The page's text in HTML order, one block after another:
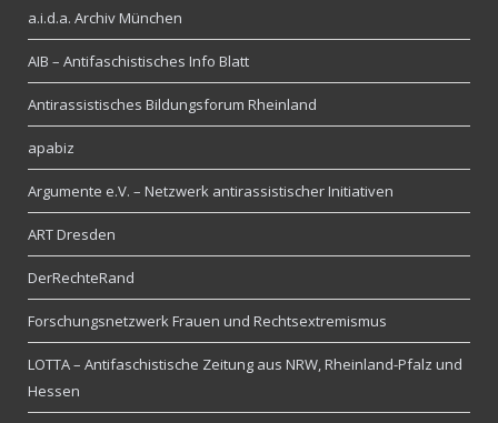
a.i.d.a. Archiv München
AIB – Antifaschistisches Info Blatt
Antirassistisches Bildungsforum Rheinland
apabiz
Argumente e.V. – Netzwerk antirassistischer Initiativen
ART Dresden
DerRechteRand
Forschungsnetzwerk Frauen und Rechtsextremismus
LOTTA – Antifaschistische Zeitung aus NRW, Rheinland-Pfalz und
Hessen